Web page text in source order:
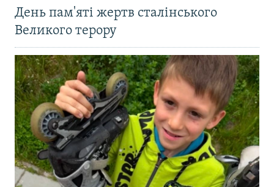
День пам'яті жертв сталінського
Великого терору